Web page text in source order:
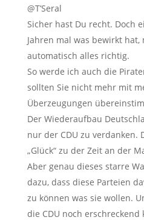
@T’Seral
Sicher hast Du recht. Doch
Jahren mal was bewirkt
automatisch alles richtig.
So werde ich auch die
sollten Sie nicht mehr mit
Überzeugungen
Der Wiederaufbau
nur der CDU zu verdanken.
„Glück“ zu der Zeit an der
Aber genau dieses starre
dazu, dass diese Parteien
zu können was sie wollen.
die CDU noch